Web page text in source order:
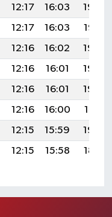
12:17 16:03
19:08
12:17 16:03
19:07
12:16 16:02
19:05
12:16 16:01
19:04
12:16 16:01
19:03
12:16 16:00
19:01
12:15 15:59
19:00
12:15 15:58 18:58